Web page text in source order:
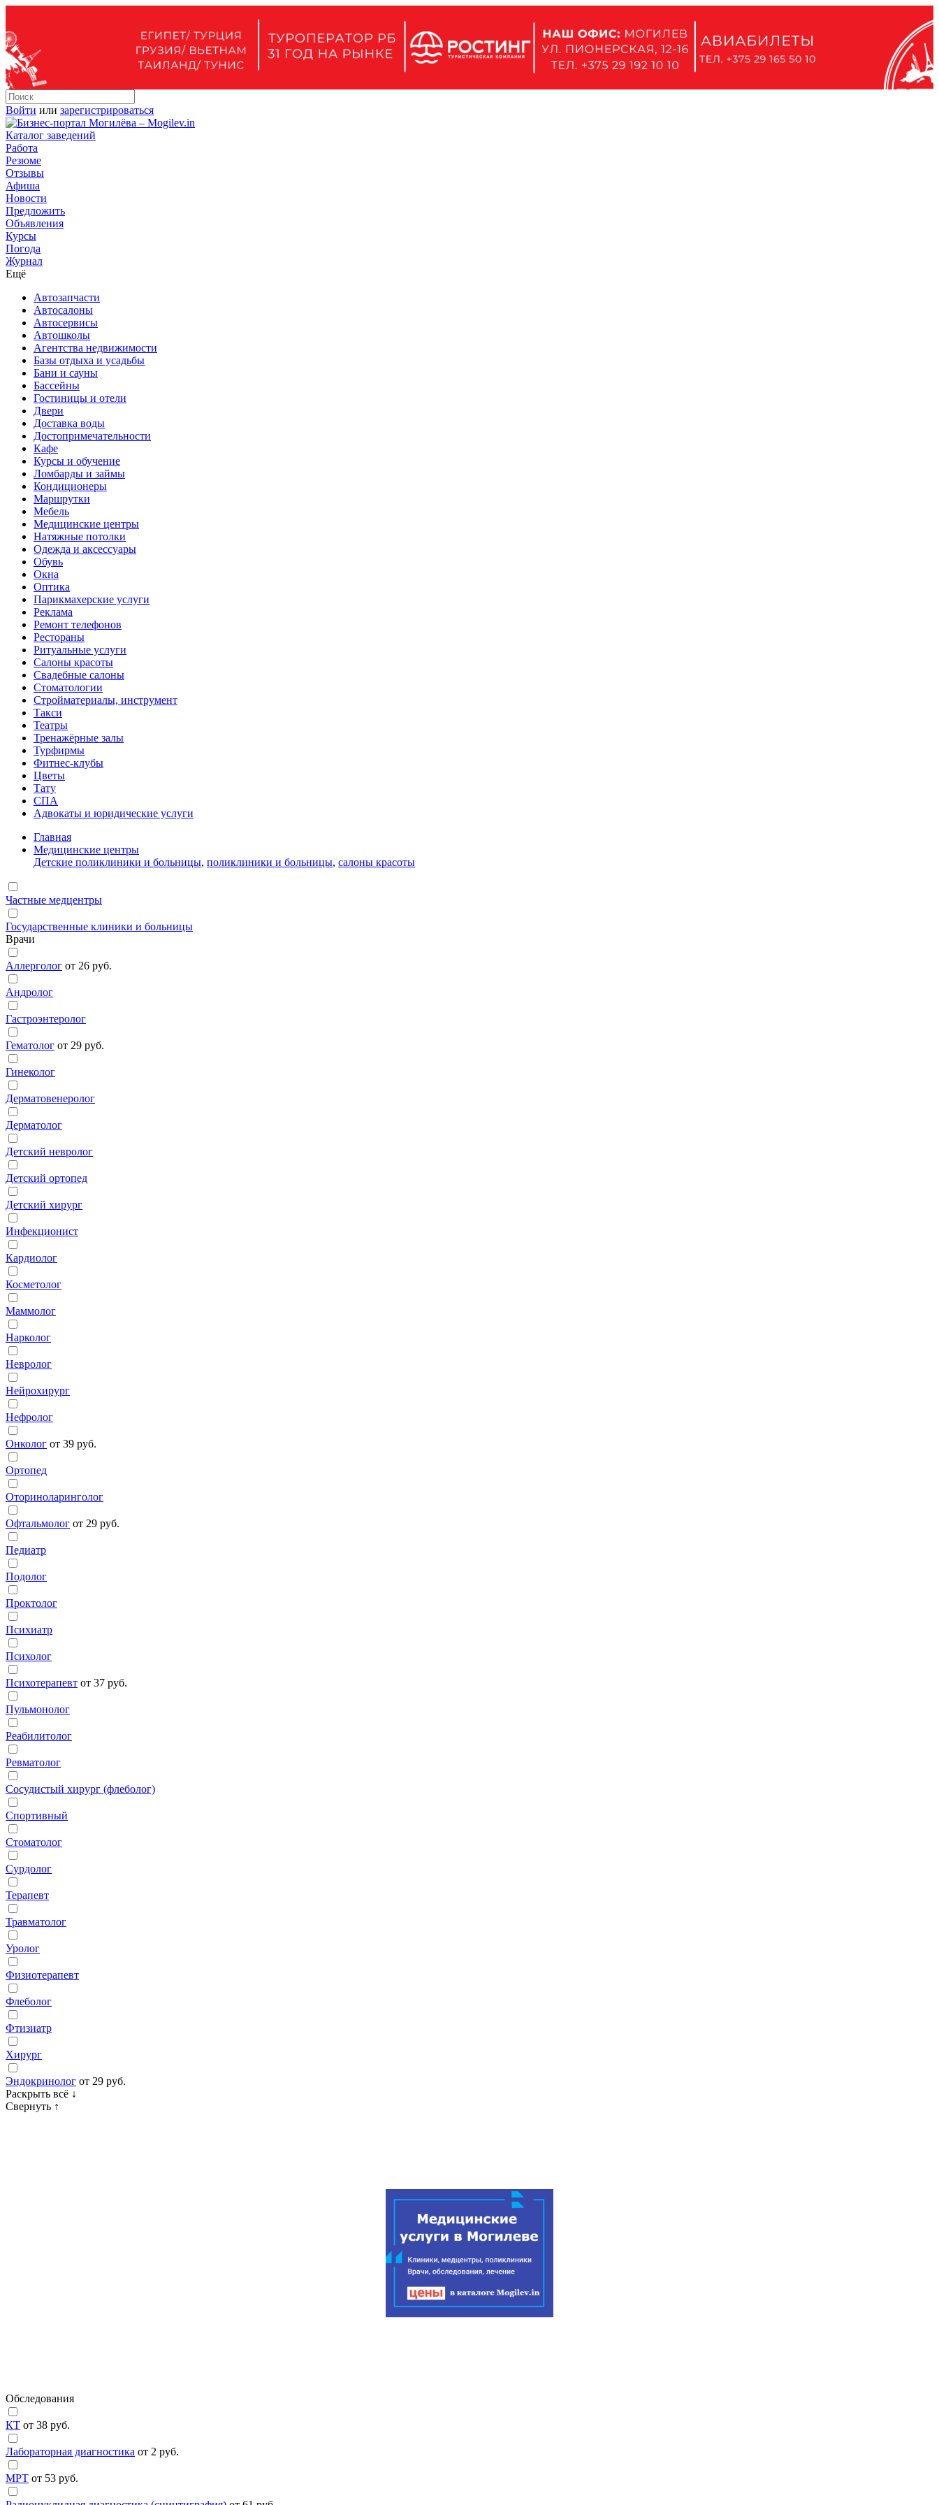
Войти или зарегистрироваться
Каталог заведений
Работа
Резюме
Отзывы
Афиша
Новости
Предложить
Объявления
Курсы
Погода
Журнал
Ещё
Автозапчасти
Автосалоны
Автосервисы
Автошколы
Агентства недвижимости
Базы отдыха и усадьбы
Бани и сауны
Бассейны
Гостиницы и отели
Двери
Доставка воды
Достопримечательности
Кафе
Курсы и обучение
Ломбарды и займы
Кондиционеры
Маршрутки
Мебель
Медицинские центры
Натяжные потолки
Одежда и аксессуары
Обувь
Окна
Оптика
Парикмахерские услуги
Реклама
Ремонт телефонов
Рестораны
Ритуальные услуги
Салоны красоты
Свадебные салоны
Стоматологии
Стройматериалы, инструмент
Такси
Театры
Тренажёрные залы
Турфирмы
Фитнес-клубы
Цветы
Тату
СПА
Адвокаты и юридические услуги
Главная
Медицинские центры
Детские поликлиники и больницы, поликлиники и больницы, салоны красоты
Частные медцентры
Государственные клиники и больницы
Врачи
Аллерголог от 26 руб.
Андролог
Гастроэнтеролог
Гематолог от 29 руб.
Гинеколог
Дерматовенеролог
Дерматолог
Детский невролог
Детский ортопед
Детский хирург
Инфекционист
Кардиолог
Косметолог
Маммолог
Нарколог
Невролог
Нейрохирург
Нефролог
Онколог от 39 руб.
Ортопед
Оториноларинголог
Офтальмолог от 29 руб.
Педиатр
Подолог
Проктолог
Психиатр
Психолог
Психотерапевт от 37 руб.
Пульмонолог
Реабилитолог
Ревматолог
Сосудистый хирург (флеболог)
Спортивный
Стоматолог
Сурдолог
Терапевт
Травматолог
Уролог
Физиотерапевт
Флеболог
Фтизиатр
Хирург
Эндокринолог от 29 руб.
Раскрыть всё ↓
Свернуть ↑
Обследования
КТ от 38 руб.
Лабораторная диагностика от 2 руб.
МРТ от 53 руб.